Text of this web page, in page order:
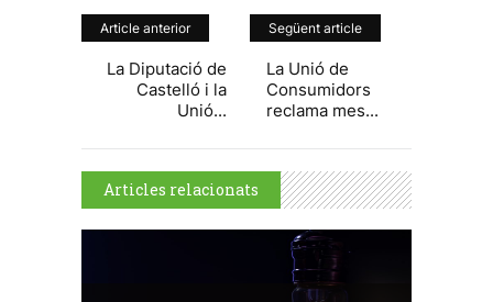
Article anterior
La Diputació de
Castelló i la
Unió...
Següent article
La Unió de
Consumidors
reclama mes...
Articles relacionats